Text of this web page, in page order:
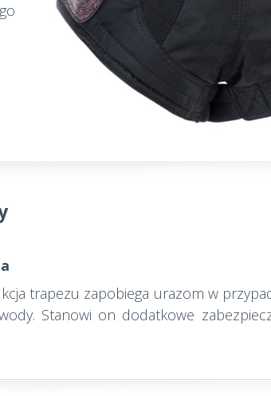
trapezu zapobiega urazom w
Stanowi on dodatkowe